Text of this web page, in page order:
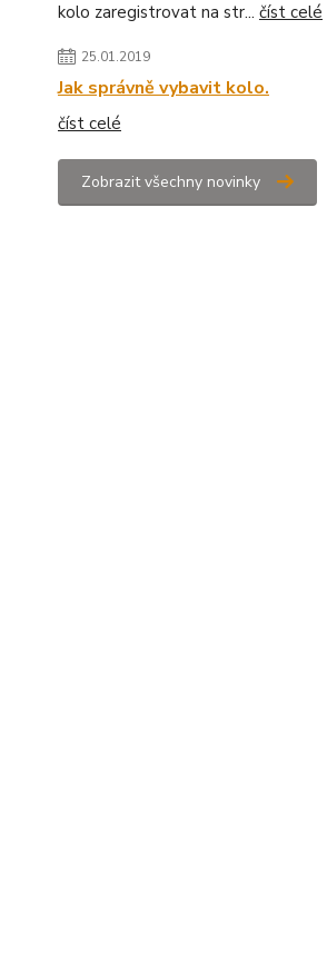
kolo zaregistrovat na str... číst celé
25.01.2019
Jak správně vybavit kolo.
číst celé
Zobrazit všechny novinky